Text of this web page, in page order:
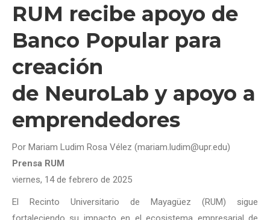
RUM recibe apoyo de
Banco Popular para
creación
de NeuroLab y apoyo a
emprendedores
Por Mariam Ludim Rosa Vélez (mariam.ludim@upr.edu)
Prensa RUM
viernes, 14 de febrero de 2025
El Recinto Universitario de Mayagüez (RUM) sigue